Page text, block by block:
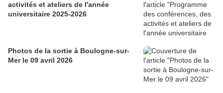
activités et ateliers de l'année
universitaire 2025-2026
Photos de la sortie à Boulogne-sur-
Mer le 09 avril 2026